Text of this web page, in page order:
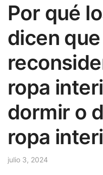
Por qué
dicen
ropa
dormir o
ropa
julio 3, 2024